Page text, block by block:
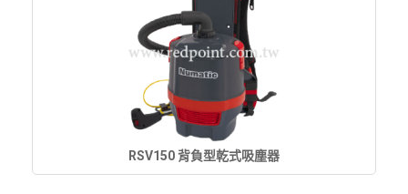
RSV150 背負型乾式吸塵器